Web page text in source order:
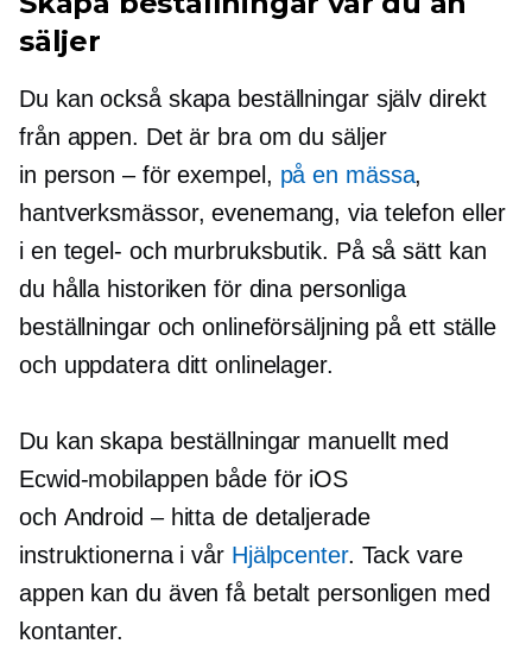
säljer
Du kan också skapa beställningar själv direkt
från appen. Det är bra om du säljer
in person – förexempel, på en mässa,
hantverksmässor, evenemang, via telefon eller
i en tegel- och murbruksbutik. På så sätt kan
du hålla historiken för dina personliga
beställningar och onlineförsäljning på ett ställe
och uppdatera ditt onlinelager.
Du kan skapa beställningar manuellt med
Ecwid-mobilappen både för iOS
och Android – hitta de detaljerade
instruktionerna i vår Hjälpcenter. Tack vare
appen kan du även få betalt personligen med
kontanter.